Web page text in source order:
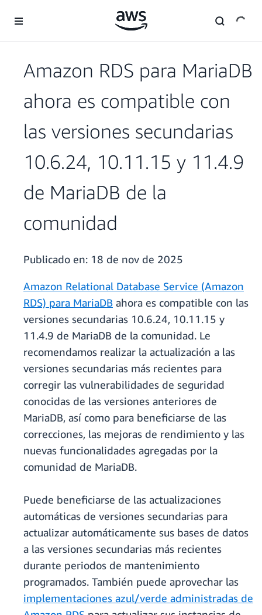
Amazon RDS para MariaDB
ahora es compatible con
las versiones secundarias
10.6.24, 10.11.15 y 11.4.9
de MariaDB de la
comunidad
Publicado en: 18 de nov de 2025
Amazon Relational Database Service (Amazon
RDS) para MariaDB ahora es compatible con las
versiones secundarias 10.6.24, 10.11.15 y
11.4.9 de MariaDB de la comunidad. Le
recomendamos realizar la actualización a las
versiones secundarias más recientes para
corregir las vulnerabilidades de seguridad
conocidas de las versiones anteriores de
MariaDB, así como para beneficiarse de las
correcciones, las mejoras de rendimiento y las
nuevas funcionalidades agregadas por la
comunidad de MariaDB.
Puede beneficiarse de las actualizaciones
automáticas de versiones secundarias para
actualizar automáticamente sus bases de datos
a las versiones secundarias más recientes
durante periodos de mantenimiento
programados. También puede aprovechar las
implementaciones azul/verde administradas de